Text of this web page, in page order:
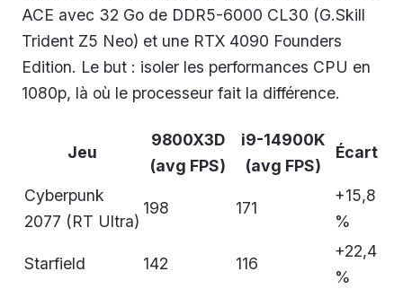
ACE avec 32 Go de DDR5-6000 CL30 (G.Skill
Trident Z5 Neo) et une RTX 4090 Founders
Edition. Le but : isoler les performances CPU en
1080p, là où le processeur fait la différence.
Jeu
9800X3D
(avg FPS)
i9-14900K
(avg FPS)
Écart
Cyberpunk
2077 (RT Ultra)
198 171
+15,8
%
Starfield 142 116
+22,4
%